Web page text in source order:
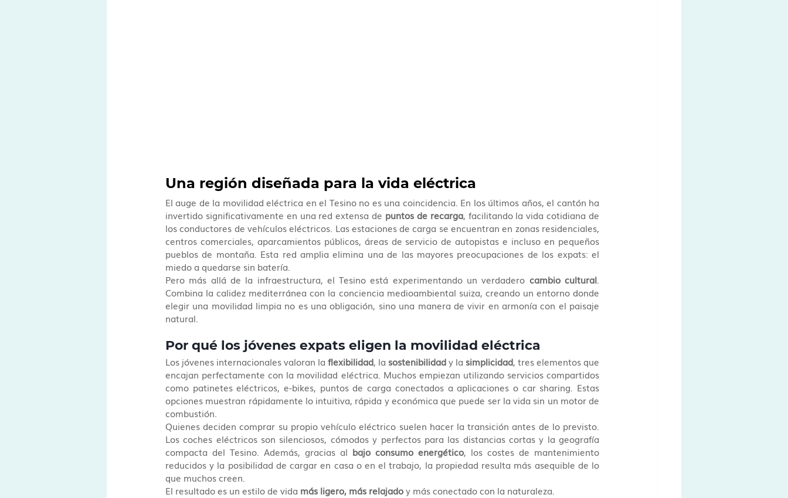
Una región diseñada para la vida eléctrica
El auge de la movilidad eléctrica en el Tesino no es una coincidencia. En los últimos años, el cantón ha
invertido significativamente en una red extensa de puntos de recarga, facilitando la vida cotidiana de
los conductores de vehículos eléctricos. Las estaciones de carga se encuentran en zonas residenciales,
centros comerciales, aparcamientos públicos, áreas de servicio de autopistas e incluso en pequeños
pueblos de montaña. Esta red amplia elimina una de las mayores preocupaciones de los expats: el
miedo a quedarse sin batería.
Pero más allá de la infraestructura, el Tesino está experimentando un verdadero cambio cultural
Combina la calidez mediterránea con la conciencia medioambiental suiza, creando un entorno donde
elegir una movilidad limpia no es una obligación, sino una manera de vivir en armonía con el paisaje
natural.
Por qué los jóvenes expats eligen la movilidad eléctrica
Los jóvenes internacionales valoran la flexibilidad, la sostenibilidad y la simplicidad, tres elementos que
encajan perfectamente con la movilidad eléctrica. Muchos empiezan utilizando servicios compartidos
como patinetes eléctricos, e-bikes, puntos de carga conectados a aplicaciones o car sharing. Estas
opciones muestran rápidamente lo intuitiva, rápida y económica que puede ser la vida sin un motor de
combustión.
Quienes deciden comprar su propio vehículo eléctrico suelen hacer la transición antes de lo previsto.
Los coches eléctricos son silenciosos, cómodos y perfectos para las distancias cortas y la geografía
compacta del Tesino. Además, gracias al bajo consumo energético, los costes de mantenimiento
reducidos y la posibilidad de cargar en casa o en el trabajo, la propiedad resulta más asequible de lo
que muchos creen.
El resultado es un estilo de vida más ligero, más relajado y más conectado con la naturaleza.